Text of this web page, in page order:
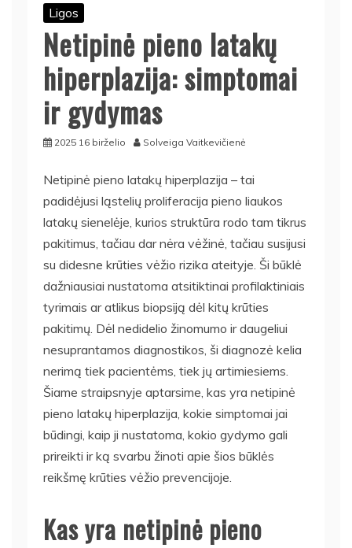
Ligos
Netipinė pieno latakų
hiperplazija: simptomai
ir gydymas
2025 16 birželio Solveiga Vaitkevičienė
Netipinė pieno latakų hiperplazija – tai
padidėjusi ląstelių proliferacija pieno liaukos
latakų sienelėje, kurios struktūra rodo tam tikrus
pakitimus, tačiau dar nėra vėžinė, tačiau susijusi
su didesne krūties vėžio rizika ateityje. Ši būklė
dažniausiai nustatoma atsitiktinai profilaktiniais
tyrimais ar atlikus biopsiją dėl kitų krūties
pakitimų. Dėl nedidelio žinomumo ir daugeliui
nesuprantamos diagnostikos, ši diagnozė kelia
nerimą tiek pacientėms, tiek jų artimiesiems.
Šiame straipsnyje aptarsime, kas yra netipinė
pieno latakų hiperplazija, kokie simptomai jai
būdingi, kaip ji nustatoma, kokio gydymo gali
prireikti ir ką svarbu žinoti apie šios būklės
reikšmę krūties vėžio prevencijoje.
Kas yra netipinė pieno